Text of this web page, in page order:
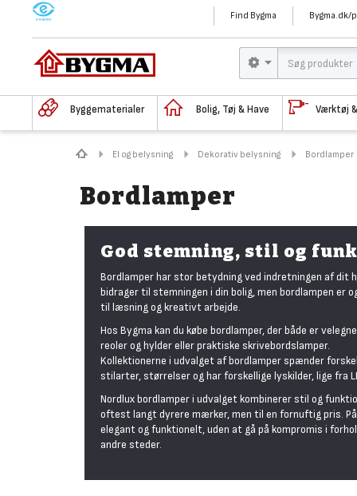
M Find Bygma Bygma.dk/
Byggematerialer Bolig, Tøj & Have Værktøj
El og belysning Dekorativ belysning Bordlamper
Bordlamper
God stemning, stil og
Bordlamper har stor betydning ved indretningen af dit
bidrager til stemningen i din bolig, men bordlampen er
til læsning og kreativt arbejde.
Hos Bygma kan du købe bordlamper, der både er
reoler og hylder eller praktiske skrivebordslamper.
Kollektionerne i udvalget af bordlamper spænder
stilarter, størrelser og har forskellige lyskilder, lige fra
Nordlux bordlamper i udvalget kombinerer stil og
oftest langt dyrere mærker, men til en fornuftig pris.
elegant og funktionelt, uden at gå på kompromis i
andre steder.